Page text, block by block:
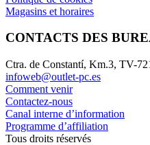
Magasins et horaires
CONTACTS DES
Ctra. de Constantí, Km.3, TV-
infoweb@outlet-pc.es
Comment venir
Contactez-nous
Canal interne d’information
Programme d’affiliation
Tous droits réservés